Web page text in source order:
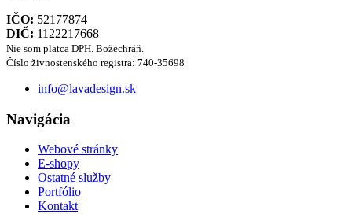
IČO: 52177874
DIČ: 1122217668
Nie som platca DPH. Božechráň.
Číslo živnostenského registra: 740-35698
info@lavadesign.sk
Navigácia
Webové stránky
E-shopy
Ostatné služby
Portfólio
Kontakt